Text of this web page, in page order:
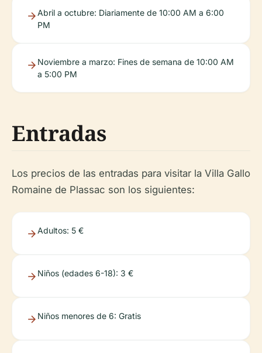
Abril a octubre: Diariamente de 10:00 AM a 6:00
PM
Noviembre a marzo: Fines de semana de 10:00 AM
a 5:00 PM
Entradas
Los precios de las entradas para visitar la Villa Gallo
Romaine de Plassac son los siguientes:
Adultos: 5 €
Niños (edades 6-18): 3 €
Niños menores de 6: Gratis